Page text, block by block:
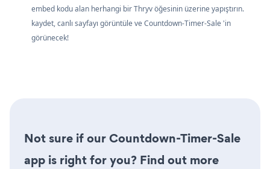
embed kodu alan herhangi bir Thryv öğesinin üzerine yapıştırın.
kaydet, canlı sayfayı görüntüle ve Countdown-Timer-Sale 'in
görünecek!
Not sure if our Countdown-Timer-Sale
app is right for you? Find out more